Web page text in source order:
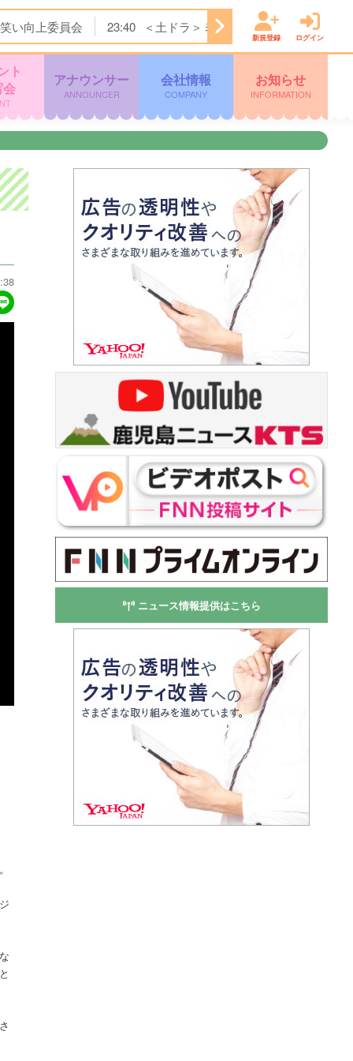
い向上委員会 23:40 ＜土ドラ＞ミッドナイト屋台 Ｓｅａ
新規登録 ログイン
ト
会
アナウンサー
ANNOUNCER
会社情報
COMPANY
お知らせ
INFORMATION
ニュース情報提供はこちら